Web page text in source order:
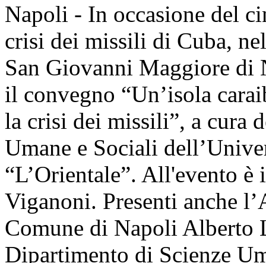
Napoli - In occasione del
crisi dei missili di Cuba,
San Giovanni Maggiore di
il convegno “Un’isola
la crisi dei missili”, a cura
Umane e Sociali
“L’Orientale”. All'evento
Viganoni. Presenti anche
Comune di Napoli Alberto
Dipartimento di Scienze